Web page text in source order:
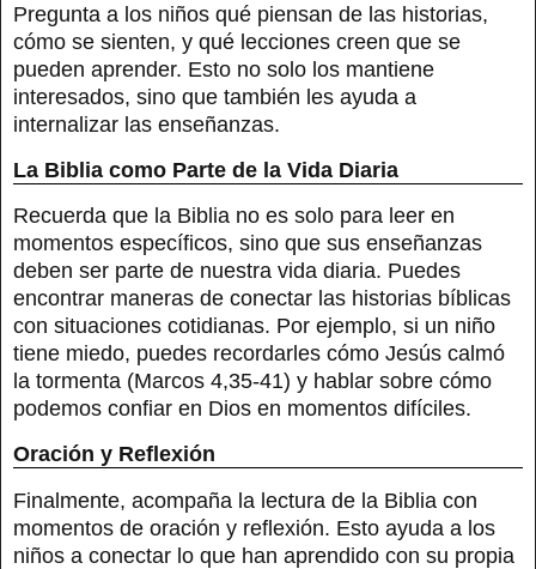
Pregunta a los niños qué piensan de las historias,
cómo se sienten, y qué lecciones creen que se
pueden aprender. Esto no solo los mantiene
interesados, sino que también les ayuda a
internalizar las enseñanzas.
La Biblia como Parte de la Vida Diaria
Recuerda que la Biblia no es solo para leer en
momentos específicos, sino que sus enseñanzas
deben ser parte de nuestra vida diaria. Puedes
encontrar maneras de conectar las historias bíblicas
con situaciones cotidianas. Por ejemplo, si un niño
tiene miedo, puedes recordarles cómo Jesús calmó
la tormenta (Marcos 4,35-41) y hablar sobre cómo
podemos confiar en Dios en momentos difíciles.
Oración y Reflexión
Finalmente, acompaña la lectura de la Biblia con
momentos de oración y reflexión. Esto ayuda a los
niños a conectar lo que han aprendido con su propia